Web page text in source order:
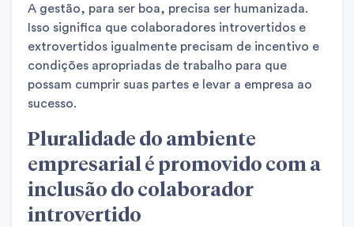
A gestão, para ser boa, precisa ser humanizada.
Isso significa que colaboradores introvertidos e
extrovertidos igualmente precisam de incentivo e
condições apropriadas de trabalho para que
possam cumprir suas partes e levar a empresa ao
sucesso.
Pluralidade do ambiente
empresarial é promovido com a
inclusão do colaborador
introvertido